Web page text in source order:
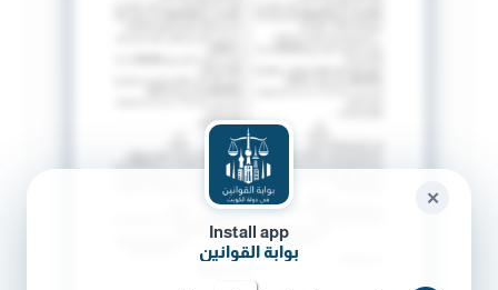
Install app
بوابة القوانين
✕